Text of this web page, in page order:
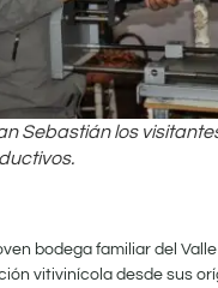
Sebastián los
bodega familiar del
vitivinícola desde sus